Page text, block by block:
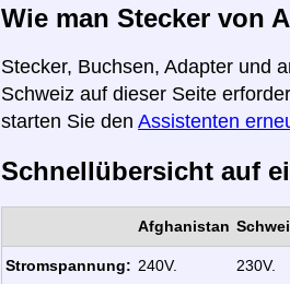
Wie man Stecker von
Stecker, Buchsen, Adapter und
Schweiz auf dieser Seite
starten Sie den Assistenten
Schnellübersicht auf
Afghanistan
Stromspannung: 240V. 230V.